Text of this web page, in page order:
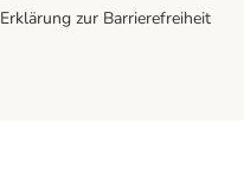
Erklärung zur Barrierefreiheit